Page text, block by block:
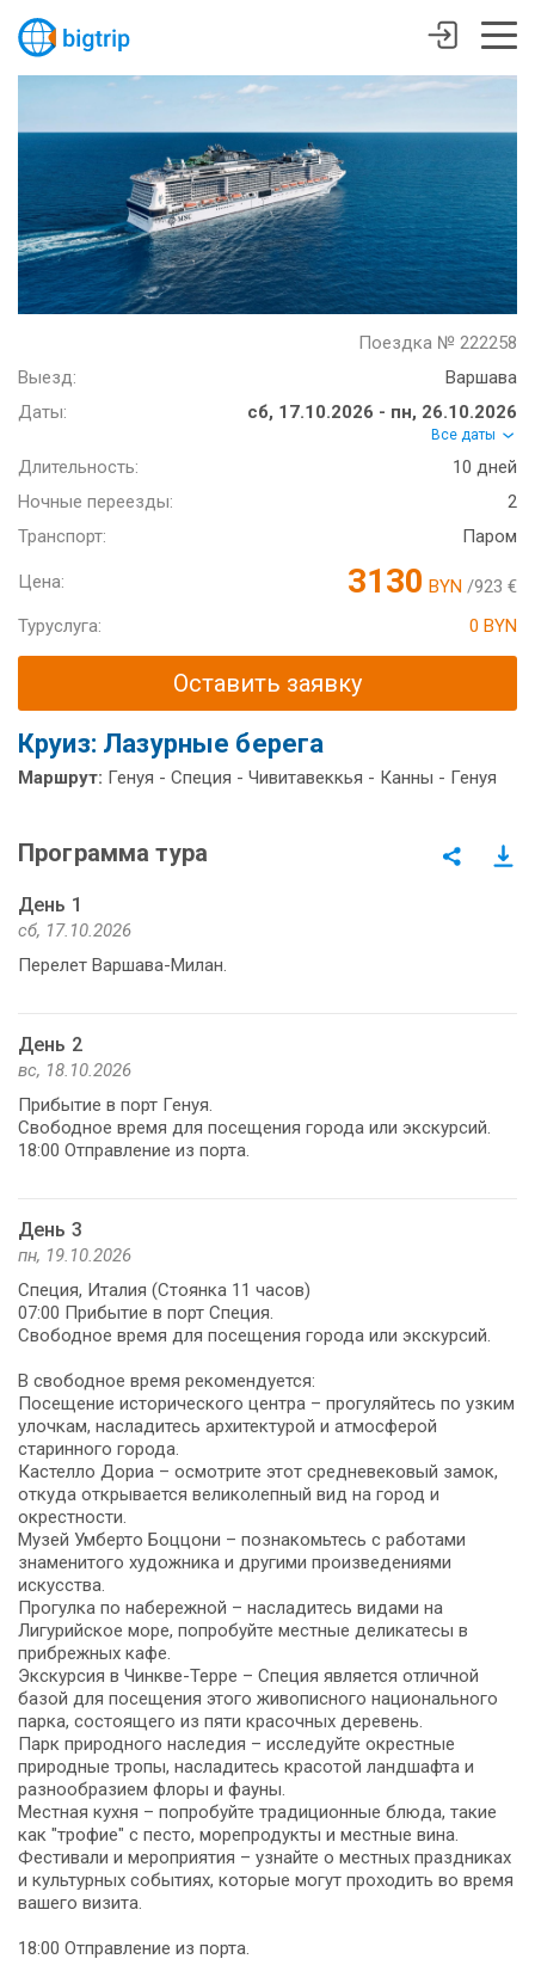
Поездка № 222258
Выезд:
Варшава
Даты:
сб, 17.10.2026 - пн, 26.10.2026
Все даты
Длительность:
10 дней
Ночные переезды:
2
Транспорт:
Паром
Цена: 3130 BYN /923 €
Туруслуга:
0 BYN
Оставить заявку
Круиз: Лазурные берега
Маршрут: Генуя - Специя - Чивитавеккья - Канны - Генуя
Программа тура
День 1
сб, 17.10.2026
Перелет Варшава-Милан.
День 2
вс, 18.10.2026
Прибытие в порт Генуя.
Свободное время для посещения города или экскурсий.
18:00 Отправление из порта.
День 3
пн, 19.10.2026
Специя, Италия (Стоянка 11 часов)
07:00 Прибытие в порт Специя.
Свободное время для посещения города или экскурсий.
В свободное время рекомендуется:
Посещение исторического центра – прогуляйтесь по узким
улочкам, насладитесь архитектурой и атмосферой
старинного города.
Кастелло Дориа – осмотрите этот средневековый замок,
откуда открывается великолепный вид на город и
окрестности.
Музей Умберто Боццони – познакомьтесь с работами
знаменитого художника и другими произведениями
искусства.
Прогулка по набережной – насладитесь видами на
Лигурийское море, попробуйте местные деликатесы в
прибрежных кафе.
Экскурсия в Чинкве-Терре – Специя является отличной
базой для посещения этого живописного национального
парка, состоящего из пяти красочных деревень.
Парк природного наследия – исследуйте окрестные
природные тропы, насладитесь красотой ландшафта и
разнообразием флоры и фауны.
Местная кухня – попробуйте традиционные блюда, такие
как "трофие" с песто, морепродукты и местные вина.
Фестивали и мероприятия – узнайте о местных праздниках
и культурных событиях, которые могут проходить во время
вашего визита.
18:00 Отправление из порта.